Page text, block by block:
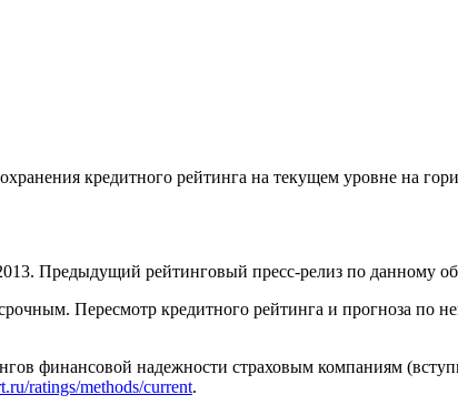
кредитного рейтинга на текущем уровне на
Предыдущий рейтинговый пресс-релиз по данному
Пересмотр кредитного рейтинга и прогноза по
финансовой надежности страховым компаниям
ratings/methods/current.